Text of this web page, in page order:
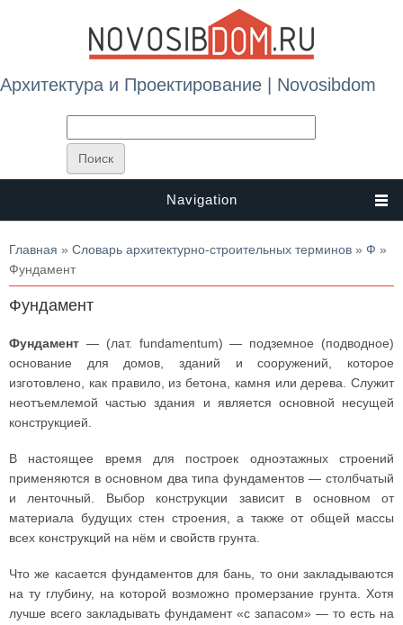
Архитектура и Проектирование | Novosibdom
Navigation
Вы здесь
Главная » Словарь архитектурно-строительных терминов » Ф »
Фундамент
Фундамент
Фундамент — (лат. fundamentum) — подземное (подводное)
основание для домов, зданий и сооружений, которое
изготовлено, как правило, из бетона, камня или дерева. Служит
неотъемлемой частью здания и является основной несущей
конструкцией.
В настоящее время для построек одноэтажных строений
применяются в основном два типа фундаментов — столбчатый
и ленточный. Выбор конструкции зависит в основном от
материала будущих стен строения, а также от общей массы
всех конструкций на нём и свойств грунта.
Что же касается фундаментов для бань, то они закладываются
на ту глубину, на которой возможно промерзание грунта. Хотя
лучше всего закладывать фундамент «с запасом» — то есть на